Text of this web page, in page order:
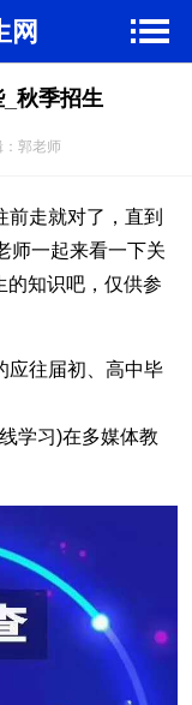
网
秋季招生
郭老师
走就对了，直到
师一起来看一下关
的知识吧，仅供参
应往届初、高中毕
学习)在多媒体教